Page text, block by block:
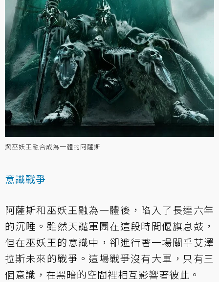
與巫妖王融合成為一體的阿薩斯
意識戰爭
阿薩斯和巫妖王融為一體後，陷入了長達六年
的沉睡。雖然天譴軍團在這段時間偃旗息鼓，
但在巫妖王的意識中，卻進行著一場關乎艾澤
拉斯未來的戰爭。這場戰爭沒有大軍，只有三
個意識，在黑暗的空間裡相互影響著彼此。